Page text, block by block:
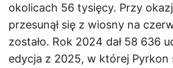
okolicach 56 tysięcy. Przy
przesunął się z wiosny na
zostało. Rok 2024 dał 58 636
edycja z 2025, w której Pyrkon